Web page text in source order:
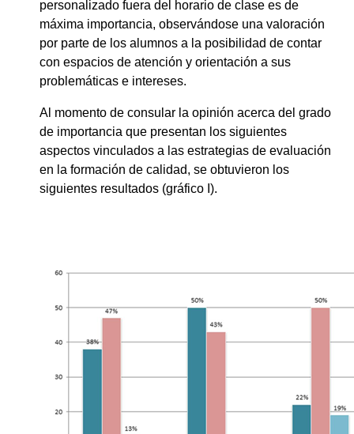
personalizado fuera del horario de clase es de
máxima importancia, observándose una valoración
por parte de los alumnos a la posibilidad de contar
con espacios de atención y orientación a sus
problemáticas e intereses.
Al momento de consular la opinión acerca del grado
de importancia que presentan los siguientes
aspectos vinculados a las estrategias de evaluación
en la formación de calidad, se obtuvieron los
siguientes resultados (gráfico I).